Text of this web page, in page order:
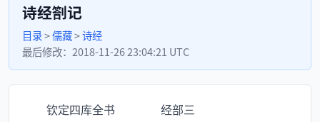
诗经劄记
目录>儒藏>诗经
最后修改： 2018-11-26 23:04:21 UTC
钦定四库全书 经部三